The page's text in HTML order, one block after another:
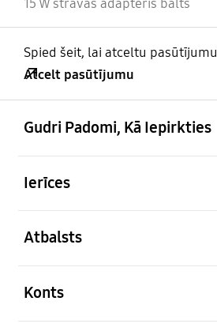
15 W strāvas adapteris balts
Spied šeit, lai atceltu pasūtījumu
Atcelt pasūtījumu
Gudri Padomi, Kā Iepirkties
Ierīces
Atbalsts
Konts